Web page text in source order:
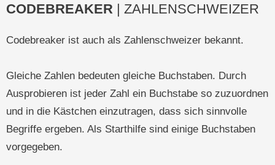
CODEBREAKER | ZAHLENSCHWEIZER
Codebreaker ist auch als Zahlenschweizer bekannt.
Gleiche Zahlen bedeuten gleiche Buchstaben. Durch
Ausprobieren ist jeder Zahl ein Buchstabe so zuzuordnen
und in die Kästchen einzutragen, dass sich sinnvolle
Begriffe ergeben. Als Starthilfe sind einige Buchstaben
vorgegeben.